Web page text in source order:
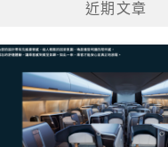
近期文章